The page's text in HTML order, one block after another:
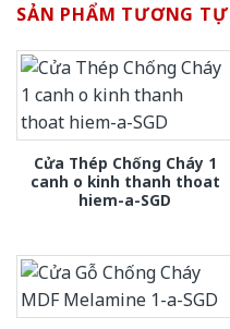
SẢN PHẨM TƯƠNG TỰ
Cửa Thép Chống Cháy 1
canh o kinh thanh thoat
hiem-a-SGD